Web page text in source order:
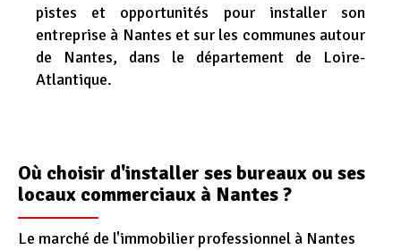
pistes et opportunités pour installer son
entreprise à Nantes et sur les communes autour
de Nantes, dans le département de Loire-
Atlantique.
Où choisir d'installer ses bureaux ou ses
locaux commerciaux à Nantes ?
Le marché de l'immobilier professionnel à Nantes